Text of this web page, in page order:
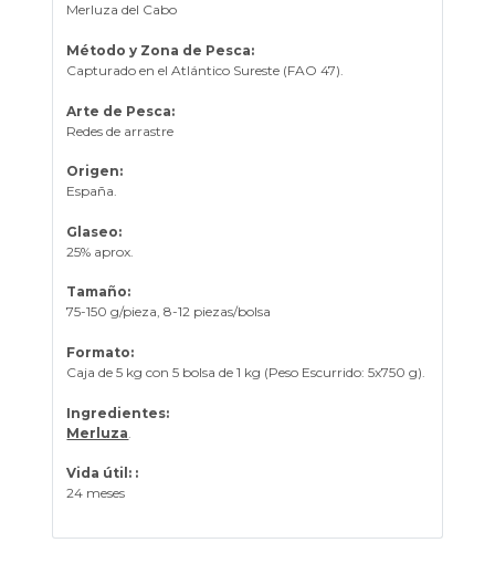
Merluza del Cabo
Método y Zona de Pesca:
Capturado en el Atlántico Sureste (FAO 47).
Arte de Pesca:
Redes de arrastre
Origen:
España.
Glaseo:
25% aprox.
Tamaño:
75-150 g/pieza, 8-12 piezas/bolsa
Formato:
Caja de 5 kg con 5 bolsa de 1 kg (Peso Escurrido: 5x750 g).
Ingredientes:
Merluza
Vida útil: :
24 meses